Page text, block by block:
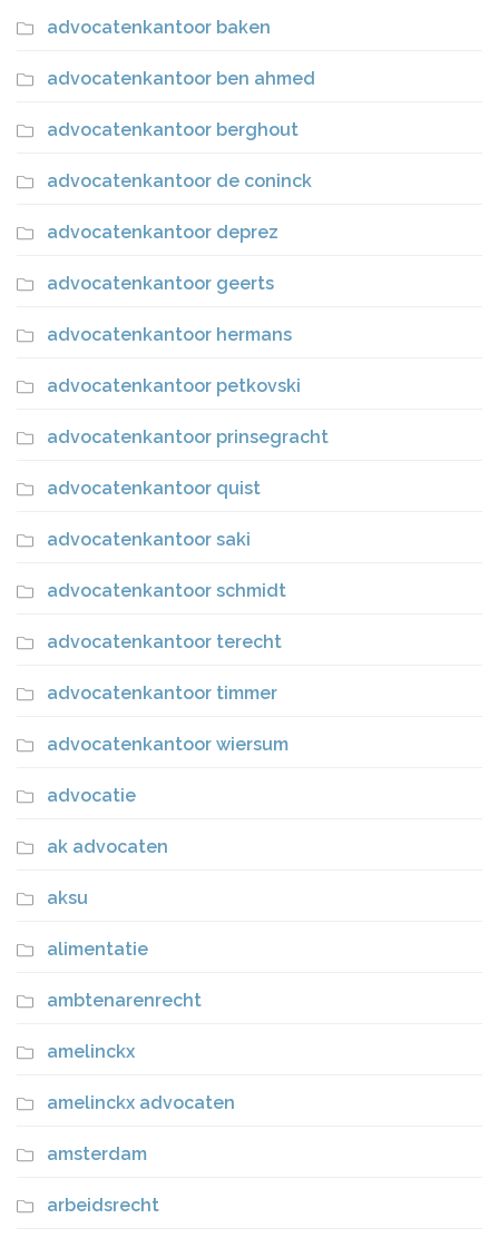
advocatenkantoor baken
advocatenkantoor ben ahmed
advocatenkantoor berghout
advocatenkantoor de coninck
advocatenkantoor deprez
advocatenkantoor geerts
advocatenkantoor hermans
advocatenkantoor petkovski
advocatenkantoor prinsegracht
advocatenkantoor quist
advocatenkantoor saki
advocatenkantoor schmidt
advocatenkantoor terecht
advocatenkantoor timmer
advocatenkantoor wiersum
advocatie
ak advocaten
aksu
alimentatie
ambtenarenrecht
amelinckx
amelinckx advocaten
amsterdam
arbeidsrecht